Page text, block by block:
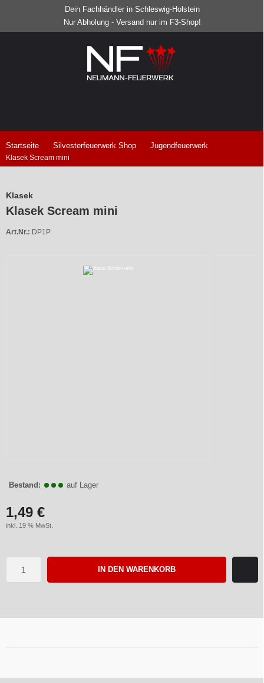
Dein Fachhändler in Schleswig-Holstein
Nur Abholung - Versand nur im F3-Shop!
Startseite Silvesterfeuerwerk Shop Jugendfeuerwerk
Klasek Scream mini
Klasek
Klasek Scream mini
Art.Nr.: DP1P
Bestand: auf Lager
1,49 €
inkl. 19 % MwSt.
IN DEN WARENKORB